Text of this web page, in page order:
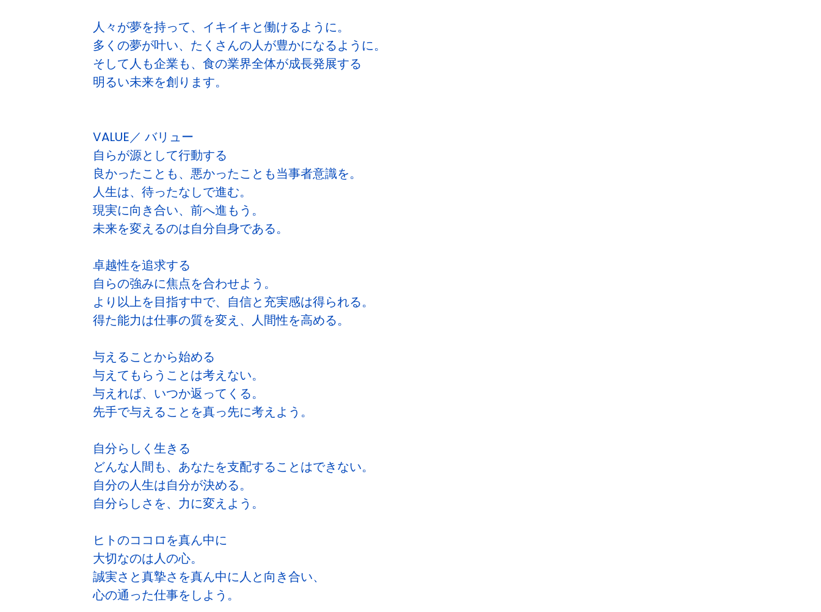
人々が夢を持って、イキイキと働けるように。
多くの夢が叶い、たくさんの人が豊かになるように。
そして人も企業も、食の業界全体が成長発展する
明るい未来を創ります。
VALUE／ バリュー
自らが源として行動する
良かったことも、悪かったことも当事者意識を。
人生は、待ったなしで進む。
現実に向き合い、前へ進もう。
未来を変えるのは自分自身である。
卓越性を追求する
自らの強みに焦点を合わせよう。
より以上を目指す中で、自信と充実感は得られる。
得た能力は仕事の質を変え、人間性を高める。
与えることから始める
与えてもらうことは考えない。
与えれば、いつか返ってくる。
先手で与えることを真っ先に考えよう。
自分らしく生きる
どんな人間も、あなたを支配することはできない。
自分の人生は自分が決める。
自分らしさを、力に変えよう。
ヒトのココロを真ん中に
大切なのは人の心。
誠実さと真摯さを真ん中に人と向き合い、
心の通った仕事をしよう。